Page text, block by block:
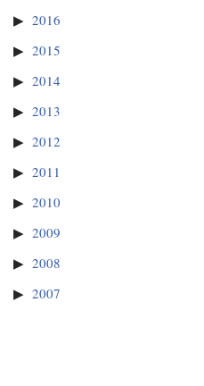
2016
2015
2014
2013
2012
2011
2010
2009
2008
2007